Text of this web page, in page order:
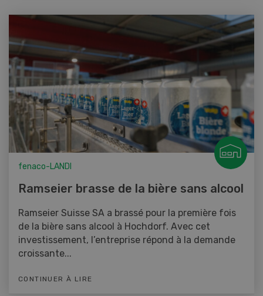
fenaco-LANDI
Ramseier brasse de la bière sans alcool
Ramseier Suisse SA a brassé pour la première fois
de la bière sans alcool à Hochdorf. Avec cet
investissement, l’entreprise répond à la demande
croissante...
CONTINUER À LIRE